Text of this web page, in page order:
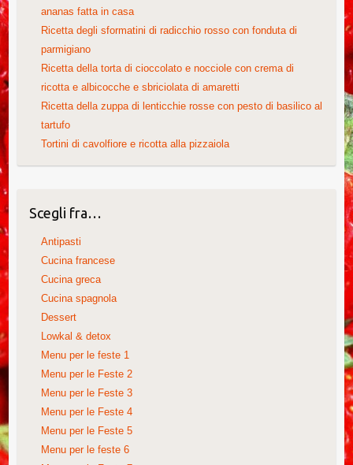
ananas fatta in casa
Ricetta degli sformatini di radicchio rosso con fonduta di
parmigiano
Ricetta della torta di cioccolato e nocciole con crema di
ricotta e albicocche e sbriciolata di amaretti
Ricetta della zuppa di lenticchie rosse con pesto di basilico al
tartufo
Tortini di cavolfiore e ricotta alla pizzaiola
Scegli fra…
Antipasti
Cucina francese
Cucina greca
Cucina spagnola
Dessert
Lowkal & detox
Menu per le feste 1
Menu per le Feste 2
Menu per le Feste 3
Menu per le Feste 4
Menu per le Feste 5
Menu per le feste 6